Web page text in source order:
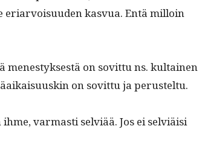
kasvua. Entä mil­loin
men­estyk­ses­tä on sovit­tu ns. kul­tainen
on sovit­tu ja perusteltu.
var­masti selviää. Jos ei selviäisi